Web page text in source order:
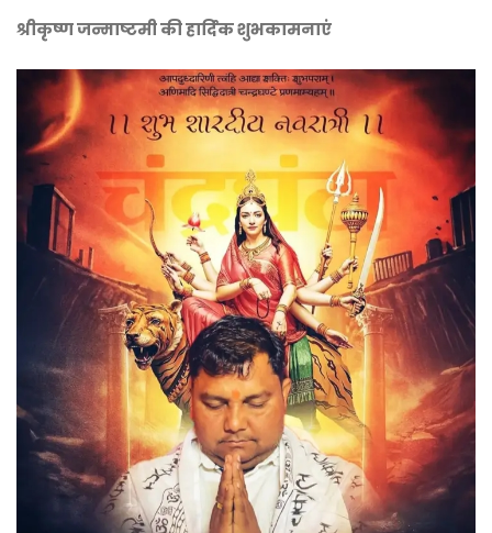
श्रीकृष्ण जन्माष्टमी की हार्दिक शुभकामनाएं